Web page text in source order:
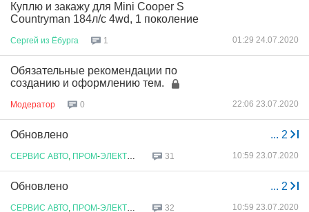
Куплю и закажу для Mini Cooper S
Countryman 184л/с 4wd, 1 поколение
Сергей из Ёбурга 1 01:29 24.07.2020
Обязательные рекомендации по
созданию и оформлению тем.
Модератор 0 22:06 23.07.2020
... 2
Обновлено
СЕРВИС АВТО ПРОМ-ЭЛЕКТРОНИКИ 31 10:59 23.07.2020
... 2
Обновлено
СЕРВИС АВТО ПРОМ-ЭЛЕКТРОНИКИ 32 10:59 23.07.2020